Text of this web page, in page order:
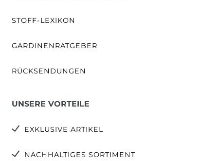
STOFF-LEXIKON
GARDINENRATGEBER
RÜCKSENDUNGEN
UNSERE VORTEILE
EXKLUSIVE ARTIKEL
NACHHALTIGES SORTIMENT